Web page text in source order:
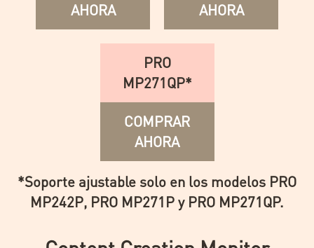
AHORA
AHORA
PRO
MP271QP*
COMPRAR
AHORA
*Soporte ajustable solo en los modelos PRO
MP242P, PRO MP271P y PRO MP271QP.